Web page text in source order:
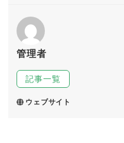
管理者
記事一覧
ウェブサイト